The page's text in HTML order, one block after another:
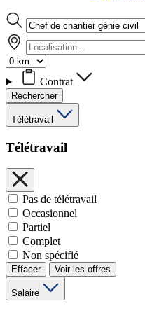
Contrat
Rechercher
Télétravail
Télétravail
Pas de télétravail
Occasionnel
Partiel
Complet
Non spécifié
Effacer Voir les offres
Salaire